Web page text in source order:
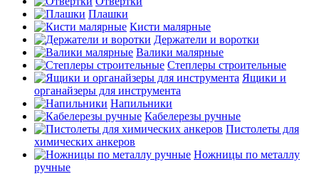
Плашки
Кисти малярные
Держатели и воротки
Валики малярные
Степлеры строительные
Ящики и
органайзеры для инструмента
Напильники
Кабелерезы ручные
Пистолеты для
химических анкеров
Ножницы по металлу
ручные